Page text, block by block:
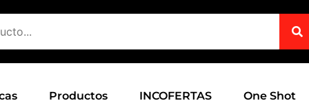
Productos INCOFERTAS One Shot